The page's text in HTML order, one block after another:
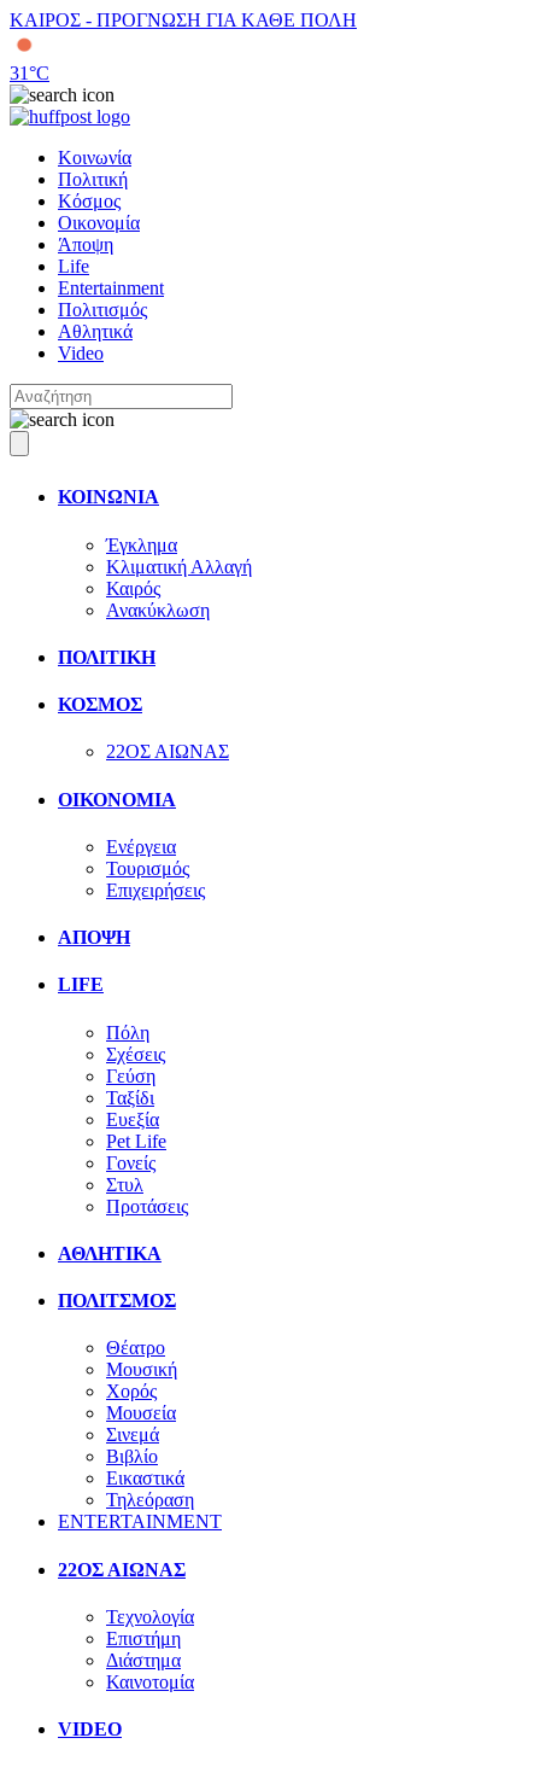
ΚΑΙΡΟΣ - ΠΡΟΓΝΩΣΗ ΓΙΑ ΚΑΘΕ ΠΟΛΗ
31°C
Κοινωνία
Πολιτική
Κόσμος
Οικονομία
Άποψη
Life
Entertainment
Πολιτισμός
Αθλητικά
Video
ΚΟΙΝΩΝΙΑ
Έγκλημα
Κλιματική Αλλαγή
Καιρός
Ανακύκλωση
ΠΟΛΙΤΙΚΗ
ΚΟΣΜΟΣ
22ΟΣ ΑΙΩΝΑΣ
ΟΙΚΟΝΟΜΙΑ
Ενέργεια
Τουρισμός
Επιχειρήσεις
ΑΠΟΨΗ
LIFE
Πόλη
Σχέσεις
Γεύση
Ταξίδι
Ευεξία
Pet Life
Γονείς
Στυλ
Προτάσεις
ΑΘΛΗΤΙΚΑ
ΠΟΛΙΤΣΜΟΣ
Θέατρο
Μουσική
Χορός
Μουσεία
Σινεμά
Βιβλίο
Εικαστικά
Τηλεόραση
ENTERTAINMENT
22ΟΣ ΑΙΩΝΑΣ
Τεχνολογία
Επιστήμη
Διάστημα
Καινοτομία
VIDEO